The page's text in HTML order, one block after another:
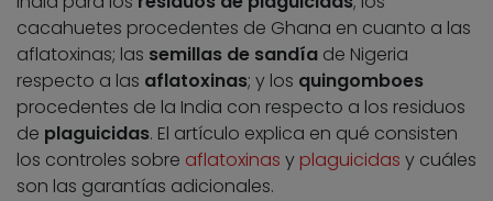
cacahuetes procedentes de Ghana en cuanto a las
aflatoxinas; las semillas de sandía de Nigeria
respecto a las aflatoxinas; y los quingomboes
procedentes de la India con respecto a los residuos
de plaguicidas. El artículo explica en qué consisten
los controles sobre aflatoxinas y plaguicidas y cuáles
son las garantías adicionales.